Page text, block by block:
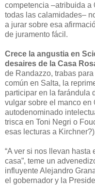
competencia –atribuida a
todas las calamidades–
a jurar sobre esa
de juramento fácil.
Crece la angustia en
desaires de la Casa
de Randazzo, trabas
común en Salta, la
participar en la farándula
vulgar sobre el manco en
autodenominado
trisca en Toni Negri o
esas lecturas a
“A ver si nos llevan
casa”, teme un
influyente Alejandro
el gobernador y la